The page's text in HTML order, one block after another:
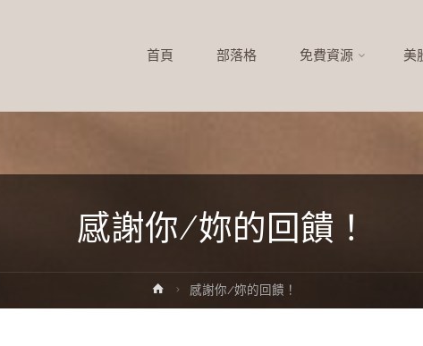
首頁 部落格 免費資源 美
感謝你/妳的回饋！
感謝你/妳的回饋！